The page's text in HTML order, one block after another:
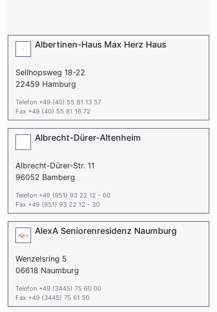
Albertinen-Haus Max Herz Haus
Sellhopsweg 18-22
22459 Hamburg
Telefon +49 (40) 55 81 13 57
Fax +49 (40) 55 81 16 72
Albrecht-Dürer-Altenheim
Albrecht-Dürer-Str. 11
96052 Bamberg
Telefon +49 (951) 93 22 12 - 00
Fax +49 (951) 93 22 12 - 30
AlexA Seniorenresidenz Naumburg
Wenzelsring 5
06618 Naumburg
Telefon +49 (3445) 75 60 00
Fax +49 (3445) 75 61 50